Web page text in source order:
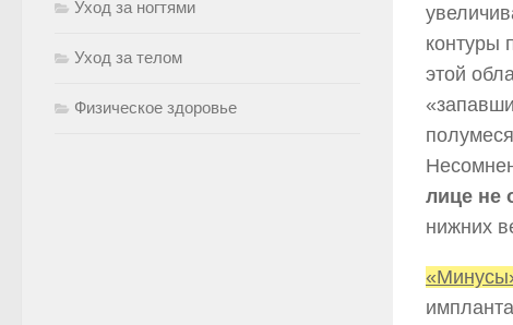
контуры
этой
лице не
нижних
Уход за ногтями
Уход за телом
Физическое здоровье